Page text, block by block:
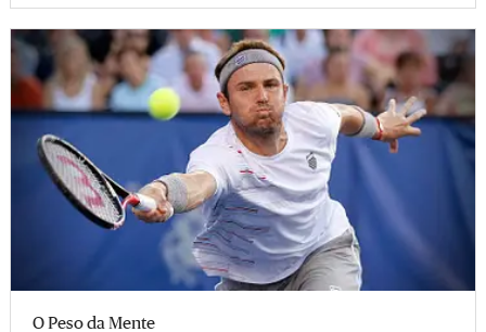
O Peso da Mente